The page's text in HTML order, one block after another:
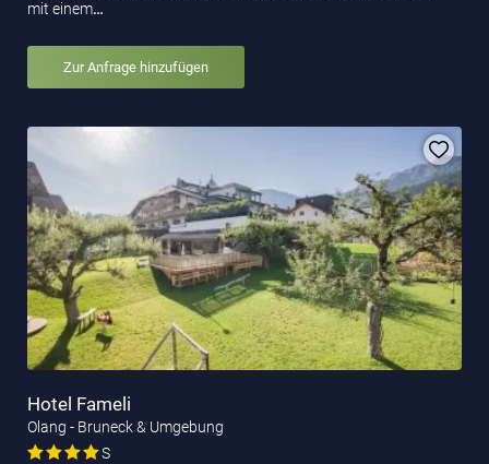
mit einem…
Zur Anfrage hinzufügen
Hotel Fameli
Olang - Bruneck & Umgebung
S